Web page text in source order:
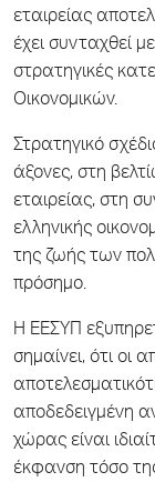
εταιρείας
έχει συνταχθεί
στρατηγικές
Οικονομικών.
Στρατηγικό
άξονες, στη
εταιρείας, στη
ελληνικής
της ζωής των
πρόσημο.
Η ΕΕΣΥΠ
σημαίνει, ότι οι
αποδεδειγμένη
χώρας είναι
έκφανση τόσο